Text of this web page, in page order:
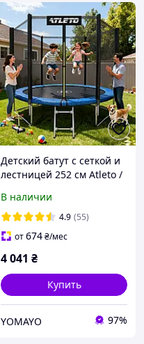
Детский батут с сеткой и
лестницей 252 см Atleto /
сада и активного отдыха
В наличии
4.9 (55)
от674₴/мес
4 041 ₴
Купить
YOMAYO 97%